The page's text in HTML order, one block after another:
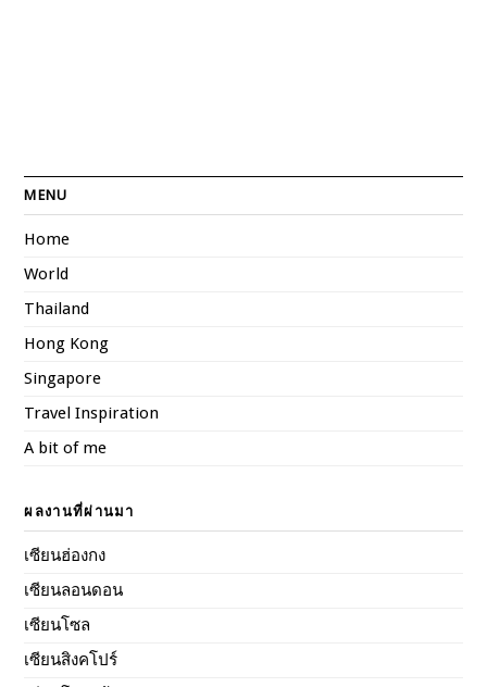
MENU
Home
World
Thailand
Hong Kong
Singapore
Travel Inspiration
A bit of me
ผลงานที่ผ่านมา
เซียนฮ่องกง
เซียนลอนดอน
เซียนโซล
เซียนสิงคโปร์